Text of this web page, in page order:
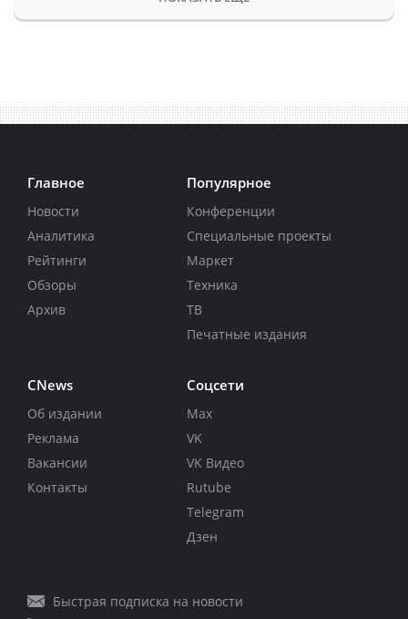
Главное
Новости
Аналитика
Рейтинги
Обзоры
Архив
Популярное
Конференции
Специальные проекты
Маркет
Техника
ТВ
Печатные издания
CNews
Об издании
Реклама
Вакансии
Контакты
Соцсети
Max
VK
VK Видео
Rutube
Telegram
Дзен
Быстрая подписка на новости